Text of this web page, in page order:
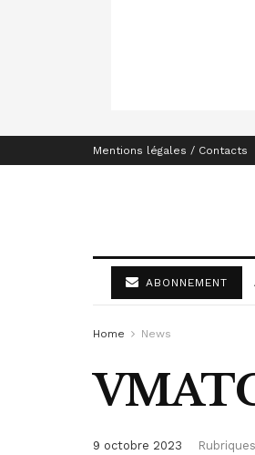
Mentions légales / Contacts
ABONNEMENT
Home News
9 octobre 2023 Rubriques